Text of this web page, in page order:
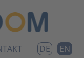
DE EN